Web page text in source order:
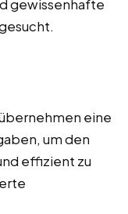
gewissenhafte
eine
um den
effizient zu